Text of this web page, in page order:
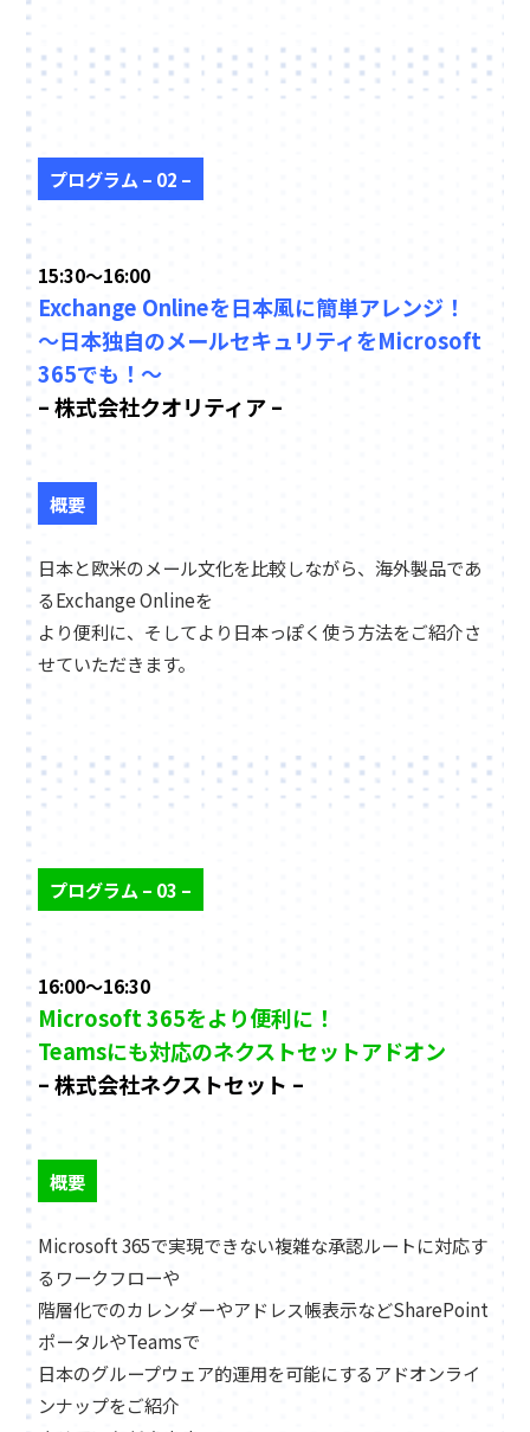
プログラム – 02 –
15:30～16:00
Exchange Onlineを日本風に簡単アレンジ！
〜日本独自のメールセキュリティをMicrosoft
365でも！〜
– 株式会社クオリティア –
概要
日本と欧米のメール文化を比較しながら、海外製品であ
るExchange Onlineを
より便利に、そしてより日本っぽく使う方法をご紹介さ
せていただきます。
プログラム – 03 –
16:00～16:30
Microsoft 365をより便利に！
Teamsにも対応のネクストセットアドオン
– 株式会社ネクストセット –
概要
Microsoft 365で実現できない複雑な承認ルートに対応す
るワークフローや
階層化でのカレンダーやアドレス帳表示などSharePoint
ポータルやTeamsで
日本のグループウェア的運用を可能にするアドオンライ
ンナップをご紹介